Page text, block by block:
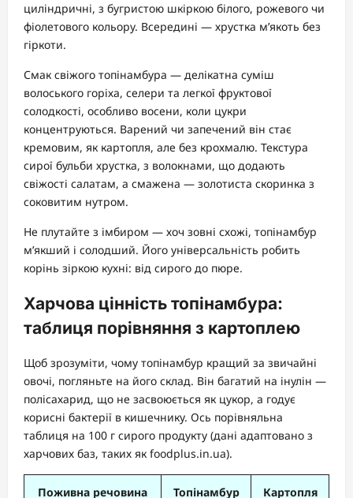
циліндричні, з бугристою шкіркою білого, рожевого чи
фіолетового кольору. Всередині — хрустка м’якоть без
гіркоти.
Смак свіжого топінамбура — делікатна суміш
волоського горіха, селери та легкої фруктової
солодкості, особливо восени, коли цукри
концентруються. Варений чи запечений він стає
кремовим, як картопля, але без крохмалю. Текстура
сирої бульби хрустка, з волокнами, що додають
свіжості салатам, а смажена — золотиста скоринка з
соковитим нутром.
Не плутайте з імбиром — хоч зовні схожі, топінамбур
м’якший і солодший. Його універсальність робить
корінь зіркою кухні: від сирого до пюре.
Харчова цінність топінамбура:
таблиця порівняння з картоплею
Щоб зрозуміти, чому топінамбур кращий за звичайні
овочі, погляньте на його склад. Він багатий на інулін —
полісахарид, що не засвоюється як цукор, а годує
корисні бактерії в кишечнику. Ось порівняльна
таблиця на 100 г сирого продукту (дані адаптовано з
харчових баз, таких як foodplus.in.ua).
Поживна речовина Топінамбур Картопля